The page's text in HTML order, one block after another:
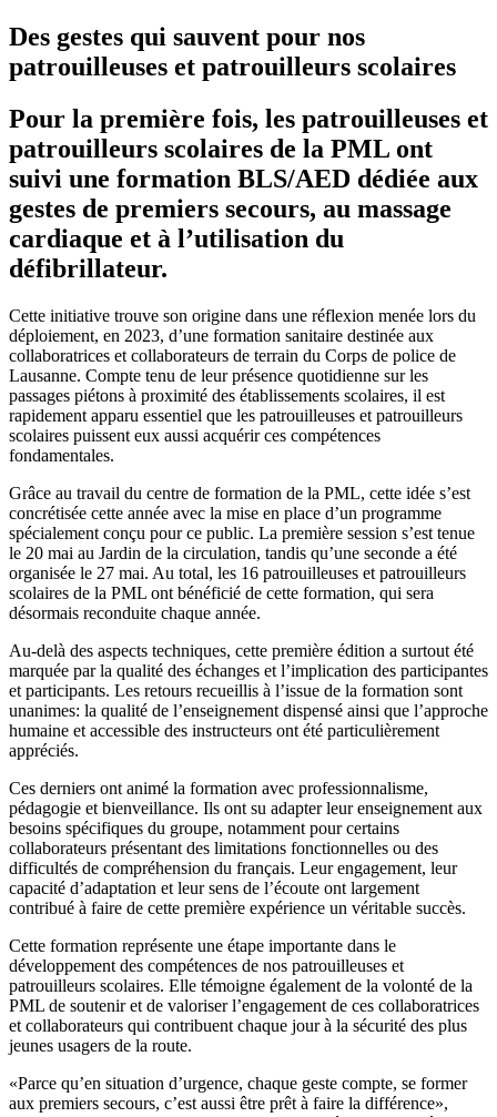
Des gestes qui sauvent pour nos
patrouilleuses et patrouilleurs scolaires
Pour la première fois, les patrouilleuses et
patrouilleurs scolaires de la PML ont
suivi une formation BLS/AED dédiée aux
gestes de premiers secours, au massage
cardiaque et à l’utilisation du
défibrillateur.
Cette initiative trouve son origine dans une réflexion menée lors du
déploiement, en 2023, d’une formation sanitaire destinée aux
collaboratrices et collaborateurs de terrain du Corps de police de
Lausanne. Compte tenu de leur présence quotidienne sur les
passages piétons à proximité des établissements scolaires, il est
rapidement apparu essentiel que les patrouilleuses et patrouilleurs
scolaires puissent eux aussi acquérir ces compétences
fondamentales.
Grâce au travail du centre de formation de la PML, cette idée s’est
concrétisée cette année avec la mise en place d’un programme
spécialement conçu pour ce public. La première session s’est tenue
le 20 mai au Jardin de la circulation, tandis qu’une seconde a été
organisée le 27 mai. Au total, les 16 patrouilleuses et patrouilleurs
scolaires de la PML ont bénéficié de cette formation, qui sera
désormais reconduite chaque année.
Au-delà des aspects techniques, cette première édition a surtout été
marquée par la qualité des échanges et l’implication des participantes
et participants. Les retours recueillis à l’issue de la formation sont
unanimes: la qualité de l’enseignement dispensé ainsi que l’approche
humaine et accessible des instructeurs ont été particulièrement
appréciés.
Ces derniers ont animé la formation avec professionnalisme,
pédagogie et bienveillance. Ils ont su adapter leur enseignement aux
besoins spécifiques du groupe, notamment pour certains
collaborateurs présentant des limitations fonctionnelles ou des
difficultés de compréhension du français. Leur engagement, leur
capacité d’adaptation et leur sens de l’écoute ont largement
contribué à faire de cette première expérience un véritable succès.
Cette formation représente une étape importante dans le
développement des compétences de nos patrouilleuses et
patrouilleurs scolaires. Elle témoigne également de la volonté de la
PML de soutenir et de valoriser l’engagement de ces collaboratrices
et collaborateurs qui contribuent chaque jour à la sécurité des plus
jeunes usagers de la route.
«Parce qu’en situation d’urgence, chaque geste compte, se former
aux premiers secours, c’est aussi être prêt à faire la différence»,